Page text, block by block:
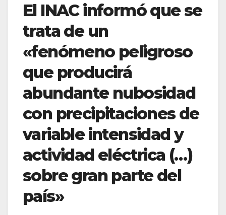
El INAC informó que se
trata de un
«fenómeno peligroso
que producirá
abundante nubosidad
con precipitaciones de
variable intensidad y
actividad eléctrica (…)
sobre gran parte del
país»